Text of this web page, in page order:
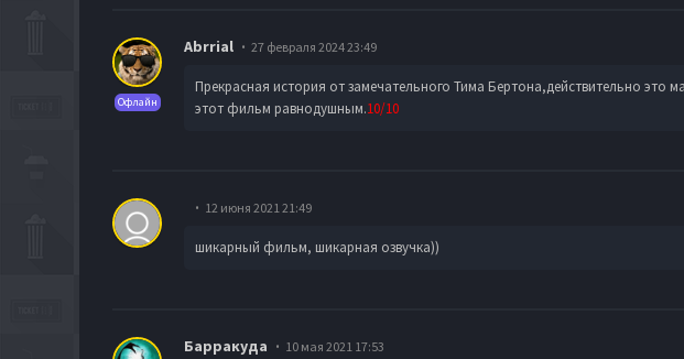
Офлайн
Abrrial 27 февраля 2024 23:49
Прекрасная история от замечательного Тима Бертона,действительно это
этот фильм равнодушным.10/10
12 июня 2021 21:49
шикарный фильм, шикарная озвучка))
Барракуда 10 мая 2021 17:53